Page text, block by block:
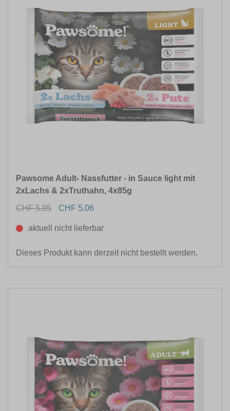
Pawsome Adult- Nassfutter - in Sauce light mit
2xLachs & 2xTruthahn, 4x85g
CHF 5.95
CHF 5.06
aktuell nicht lieferbar
Dieses Produkt kann derzeit nicht bestellt werden.